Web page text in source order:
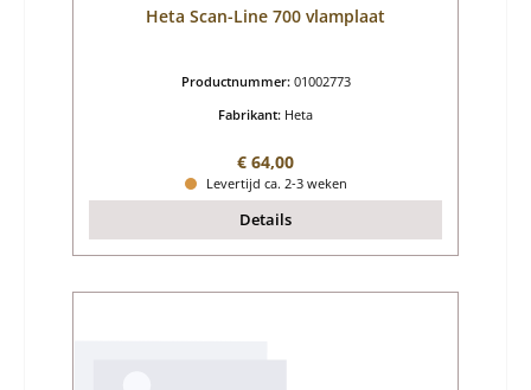
Heta Scan-Line 700 vlamplaat
Productnummer: 01002773
Fabrikant: Heta
Normale prijs:
€ 64,00
Levertijd ca. 2-3 weken
Details